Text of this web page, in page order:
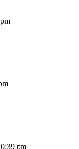
pm